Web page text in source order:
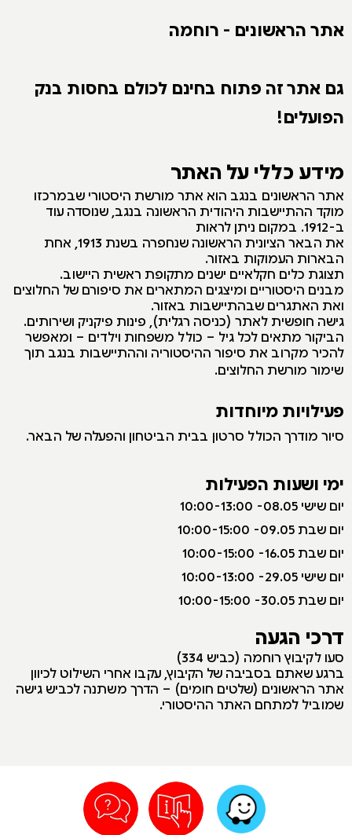
אתר הראשונים - רוחמה
גם אתר זה פתוח בחינם לכולם בחסות בנק
הפועלים!
מידע כללי על האתר
אתר הראשונים בנגב הוא אתר מורשת היסטורי שבמרכזו
מוקד ההתיישבות היהודית הראשונה בנגב, שנוסדה עוד
ב-1912. במקום ניתן לראות
את הבאר הציונית הראשונה שנחפרה בשנת 1913, אחת
הבארות העמוקות באזור.
תצוגת כלים חקלאיים ישנים מתקופת ראשית היישוב.
מבנים היסטוריים ומיצגים המתארים את סיפורם של החלוצים
ואת האתגרים שבהתיישבות באזור.
גישה חופשית לאתר (כניסה רגלית), פינות פיקניק ושירותים.
הביקור מתאים לכל גיל – כולל משפחות וילדים – ומאפשר
להכיר מקרוב את סיפור ההיסטוריה וההתיישבות בנגב תוך
שימור מורשת החלוצים.
פעילויות מיוחדות
סיור מודרך הכולל סרטון בבית הביטחון והפעלה של הבאר.
ימי ושעות הפעילות
יום שישי 08.05- 10:00-13:00
יום שבת 09.05- 10:00-15:00
יום שבת 16.05- 10:00-15:00
יום שישי 29.05- 10:00-13:00
יום שבת 30.05- 10:00-15:00
דרכי הגעה
סעו לקיבוץ רוחמה (כביש 334)
ברגע שאתם בסביבה של הקיבוץ, עקבו אחרי השילוט לכיוון
אתר הראשונים (שלטים חומים) – הדרך משתנה לכביש גישה
שמוביל למתחם האתר ההיסטורי.